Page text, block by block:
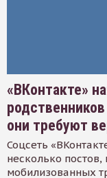
«ВКонтакте»
они требуют
Соцсеть
несколько
мобилизованных